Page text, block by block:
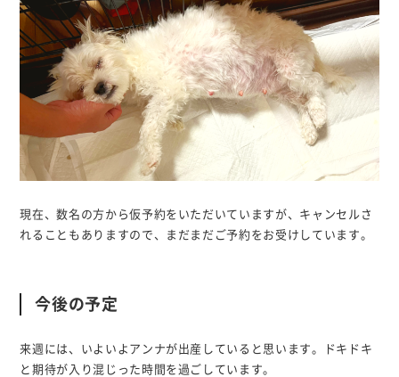
現在、数名の方から仮予約をいただいていますが、キャンセルさ
れることもありますので、まだまだご予約をお受けしています。
今後の予定
来週には、いよいよアンナが出産していると思います。ドキドキ
と期待が入り混じった時間を過ごしています。